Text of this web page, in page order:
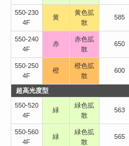
550-230
4F
黄
黄色拡
散
585
550-240
4F
赤
赤色拡
散
650
550-250
4F
橙
橙色拡
散
600
超高光度型
550-520
4F
緑
緑色拡
散
563
550-560
4F
緑
緑色拡
散
565